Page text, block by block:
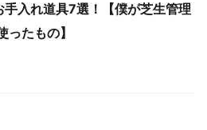
手入れ道具7選！【僕が芝生管理
ったもの】